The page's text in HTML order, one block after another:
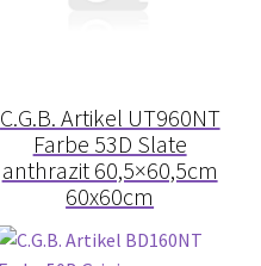
C.G.B. Artikel UT960NT
Farbe 53D Slate
anthrazit 60,5×60,5cm
60x60cm